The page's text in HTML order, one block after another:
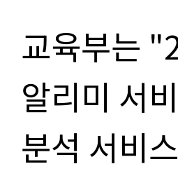
교육부는
알리미 서
분석 서비